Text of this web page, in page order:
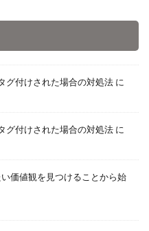
グ付けされた場合の対処法 に
グ付けされた場合の対処法 に
価値観を見つけることから始